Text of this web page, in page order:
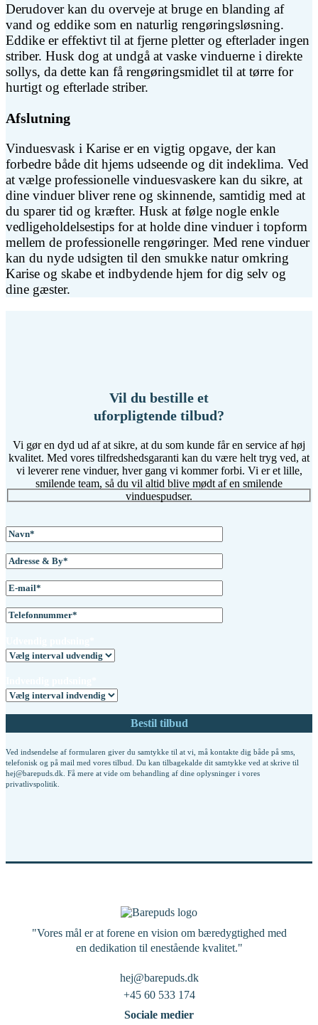
Derudover kan du overveje at bruge en blanding af
vand og eddike som en naturlig rengøringsløsning.
Eddike er effektivt til at fjerne pletter og efterlader ingen
striber. Husk dog at undgå at vaske vinduerne i direkte
sollys, da dette kan få rengøringsmidlet til at tørre for
hurtigt og efterlade striber.
Afslutning
Vinduesvask i Karise er en vigtig opgave, der kan
forbedre både dit hjems udseende og dit indeklima. Ved
at vælge professionelle vinduesvaskere kan du sikre, at
dine vinduer bliver rene og skinnende, samtidig med at
du sparer tid og kræfter. Husk at følge nogle enkle
vedligeholdelsestips for at holde dine vinduer i topform
mellem de professionelle rengøringer. Med rene vinduer
kan du nyde udsigten til den smukke natur omkring
Karise og skabe et indbydende hjem for dig selv og
dine gæster.
Vil du bestille et
uforpligtende tilbud?
Vi gør en dyd ud af at sikre, at du som kunde får en service af høj
kvalitet. Med vores tilfredshedsgaranti kan du være helt tryg ved, at
vi leverer rene vinduer, hver gang vi kommer forbi. Vi er et lille,
smilende team, så du vil altid blive mødt af en smilende
vinduespudser.
Ved indsendelse af formularen giver du samtykke til at vi, må kontakte dig både på sms,
telefonisk og på mail med vores tilbud. Du kan tilbagekalde dit samtykke ved at skrive til
hej@barepuds.dk. Få mere at vide om behandling af dine oplysninger i vores
privatlivspolitik
"Vores mål er at forene en vision om bæredygtighed med
en dedikation til enestående kvalitet."
hej@barepuds.dk
+45 60 533 174
Sociale medier